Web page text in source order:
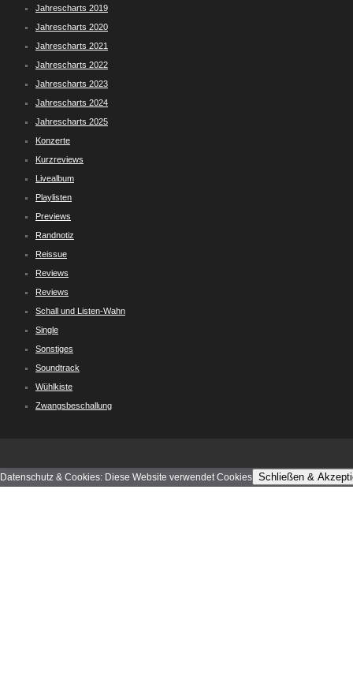
Jahrescharts 2019
Jahrescharts 2020
Jahrescharts 2021
Jahrescharts 2022
Jahrescharts 2023
Jahrescharts 2024
Jahrescharts 2025
Konzerte
Kurzreviews
Livealbum
Playlisten
Previews
Randnotiz
Reissue
Reviews
Reviews
Schall und Listen-Wahn
Single
Sonstiges
Soundtrack
Wühlkiste
Zwangsbeschallung
Datenschutz & Cookies: Diese Website verwendet Cookies Schließen &